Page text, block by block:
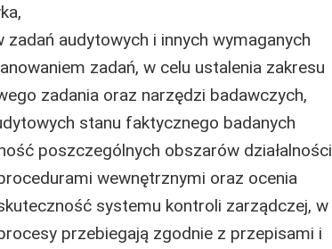
audytowych i innych wymaganych
zadań, w celu ustalenia zakresu
zadania oraz narzędzi badawczych,
stanu faktycznego badanych
poszczególnych obszarów działalności
wewnętrznymi oraz ocenia
systemu kontroli zarządczej, w
przebiegają zgodnie z przepisami i